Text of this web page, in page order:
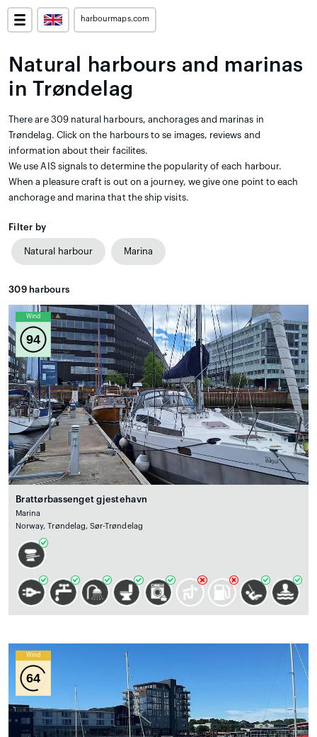
harbourmaps.com
Natural harbours and marinas
in Trøndelag
There are 309 natural harbours, anchorages and marinas in
Trøndelag. Click on the harbours to se images, reviews and
information about their facilites.
We use AIS signals to determine the popularity of each harbour.
When a pleasure craft is out on a journey, we give one point to each
anchorage and marina that the ship visits.
Filter by
Natural harbour Marina
309harbours
Wind
94
Brattørbassenget gjestehavn
Marina
Norway, Trøndelag, Sør-Trøndelag
Wind
64